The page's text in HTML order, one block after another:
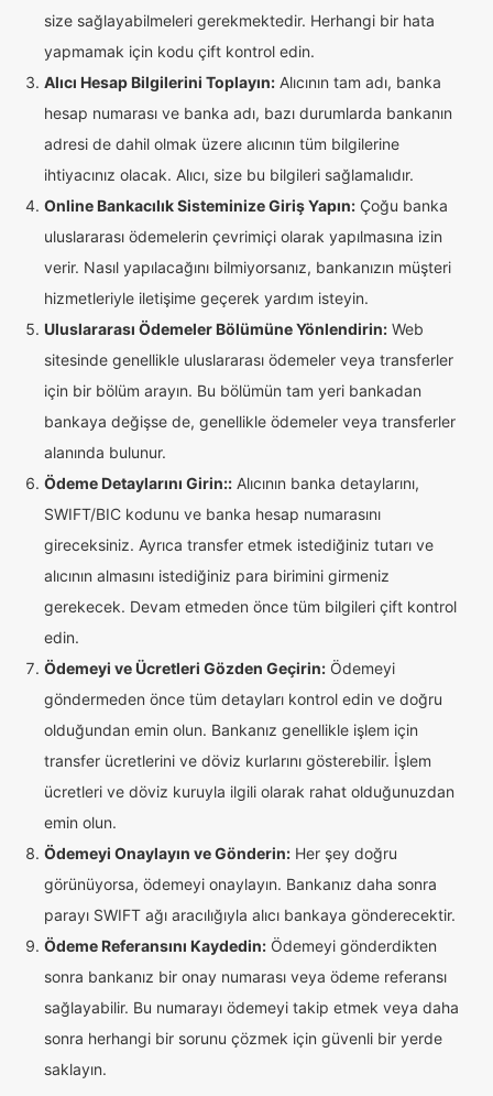
size sağlayabilmeleri gerekmektedir. Herhangi bir hata
yapmamak için kodu çift kontrol edin.
Alıcı Hesap Bilgilerini Toplayın: Alıcının tam adı, banka
hesap numarası ve banka adı, bazı durumlarda bankanın
adresi de dahil olmak üzere alıcının tüm bilgilerine
ihtiyacınız olacak. Alıcı, size bu bilgileri sağlamalıdır.
Online Bankacılık Sisteminize Giriş Yapın: Çoğu banka
uluslararası ödemelerin çevrimiçi olarak yapılmasına izin
verir. Nasıl yapılacağını bilmiyorsanız, bankanızın müşteri
hizmetleriyle iletişime geçerek yardım isteyin.
Uluslararası Ödemeler Bölümüne Yönlendirin: Web
sitesinde genellikle uluslararası ödemeler veya transferler
için bir bölüm arayın. Bu bölümün tam yeri bankadan
bankaya değişse de, genellikle ödemeler veya transferler
alanında bulunur.
Ödeme Detaylarını Girin:: Alıcının banka detaylarını,
SWIFT/BIC kodunu ve banka hesap numarasını
gireceksiniz. Ayrıca transfer etmek istediğiniz tutarı ve
alıcının almasını istediğiniz para birimini girmeniz
gerekecek. Devam etmeden önce tüm bilgileri çift kontrol
edin.
Ödemeyi ve Ücretleri Gözden Geçirin: Ödemeyi
göndermeden önce tüm detayları kontrol edin ve doğru
olduğundan emin olun. Bankanız genellikle işlem için
transfer ücretlerini ve döviz kurlarını gösterebilir. İşlem
ücretleri ve döviz kuruyla ilgili olarak rahat olduğunuzdan
emin olun.
Ödemeyi Onaylayın ve Gönderin: Her şey doğru
görünüyorsa, ödemeyi onaylayın. Bankanız daha sonra
parayı SWIFT ağı aracılığıyla alıcı bankaya gönderecektir.
Ödeme Referansını Kaydedin: Ödemeyi gönderdikten
sonra bankanız bir onay numarası veya ödeme referansı
sağlayabilir. Bu numarayı ödemeyi takip etmek veya daha
sonra herhangi bir sorunu çözmek için güvenli bir yerde
saklayın.